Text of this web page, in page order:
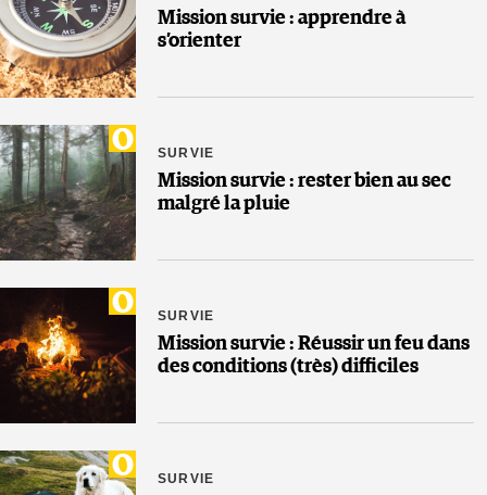
Mission survie : apprendre à
s’orienter
SURVIE
Mission survie : rester bien au sec
malgré la pluie
SURVIE
Mission survie : Réussir un feu dans
des conditions (très) difficiles
SURVIE